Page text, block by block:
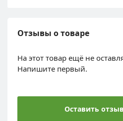
Отзывы о товаре
На этот товар ещё не
Напишите первый.
Оставить отзыв